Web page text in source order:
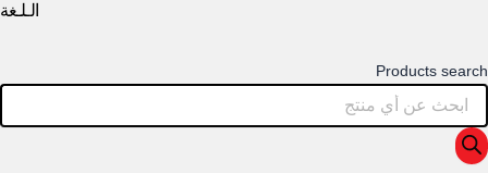
الـلـغة
Products search